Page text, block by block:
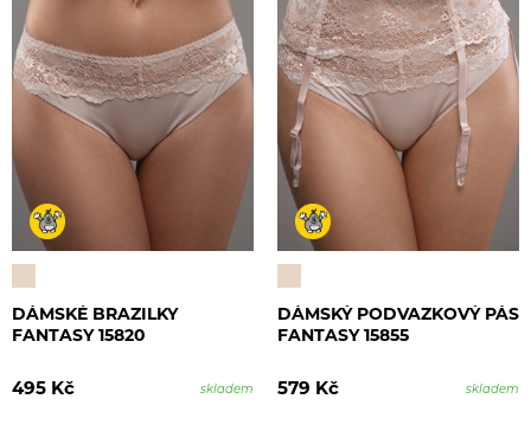
DÁMSKÉ BRAZILKY
FANTASY 15820
495 Kč skladem
DÁMSKÝ PODVAZKOVÝ PÁS
FANTASY 15855
579 Kč skladem